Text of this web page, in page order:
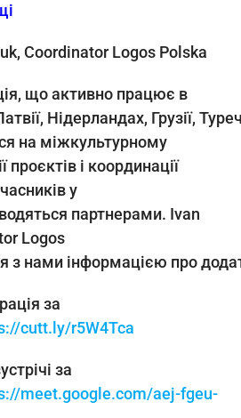
Coordinator Logos Polska
, що активно працює в
, Нідерландах, Грузії,
на міжкультурному
проєктів і координації
у
партнерами. Ivan
Logos
з нами інформацією про
за
cutt.ly/r5W4Tca
за
meet.google.com/aej-fgeu-